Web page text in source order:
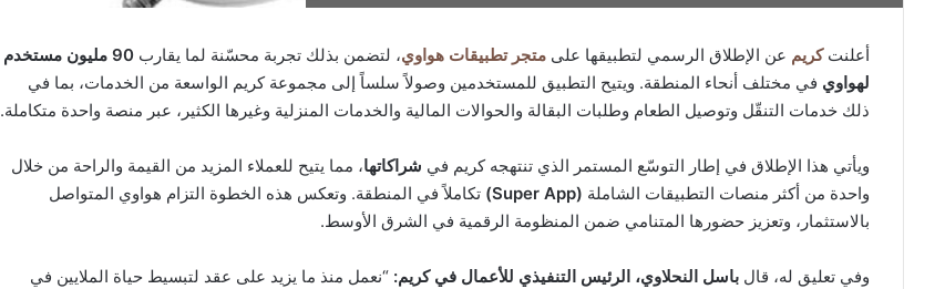
أعلنتكريم عن الإطلاق الرسمي لتطبيقها على متجر تطبيقات هواوي، لتضمن بذلك تجربة محسّنة لما يقارب
90 مليون مستخدم
لهواوي في مختلف أنحاء المنطقة. ويتيح التطبيق للمستخدمين وصولاً سلساً إلى مجموعة كريم الواسعة من الخدمات، بما في
ذلك خدمات التنقّل وتوصيل الطعام وطلبات البقالة والحوالات المالية والخدمات المنزلية وغيرها الكثير، عبر منصة واحدة متكاملة.
ويأتي هذا الإطلاق في إطار التوسّع المستمر الذي تنتهجه كريم في شراكاتها، مما يتيح للعملاء المزيد من القيمة والراحة من خلال
واحدة من أكثر منصات التطبيقات الشاملة (Super App)
تكاملاً في المنطقة. وتعكس هذه الخطوة التزام هواوي المتواصل
بالاستثمار، وتعزيز حضورها المتنامي ضمن المنظومة الرقمية في الشرق الأوسط.
وفي تعليق له، قال باسل النحلاوي، الرئيس التنفيذي للأعمال في كريم: “نعمل منذ ما يزيد على عقد لتبسيط حياة الملايين في